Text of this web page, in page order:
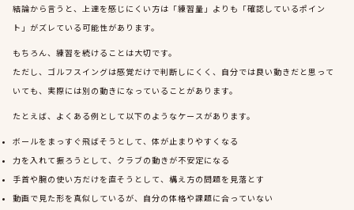
結論から言うと、上達を感じにくい方は「練習量」よりも「確認しているポイン
ト」がズレている可能性があります。
もちろん、練習を続けることは大切です。
ただし、ゴルフスイングは感覚だけで判断しにくく、自分では良い動きだと思って
いても、実際には別の動きになっていることがあります。
たとえば、よくある例として以下のようなケースがあります。
ボールをまっすぐ飛ばそうとして、体が止まりやすくなる
力を入れて振ろうとして、クラブの動きが不安定になる
手首や腕の使い方だけを直そうとして、構え方の問題を見落とす
動画で見た形を真似しているが、自分の体格や課題に合っていない